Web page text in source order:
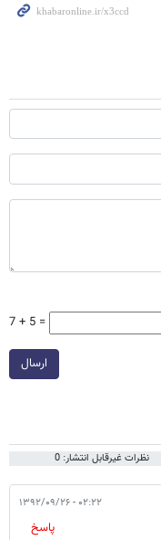
7 + 5 =
ارسال
نظرات غیرقابل انتشار: 0
۰۲:۲۲ - ۱۳۹۲/۰۹/۲۶
پاسخ